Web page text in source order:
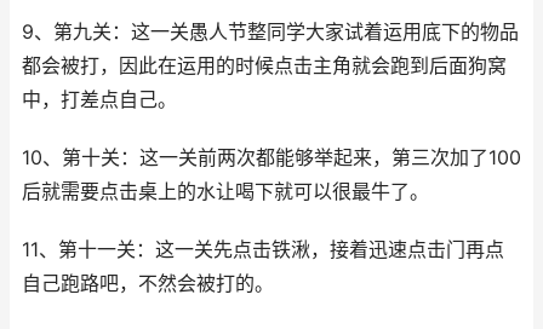
9、第九关：这一关愚人节整同学大家试着运用底下的物品
都会被打，因此在运用的时候点击主角就会跑到后面狗窝
中，打差点自己。
10、第十关：这一关前两次都能够举起来，第三次加了100
后就需要点击桌上的水让喝下就可以很最牛了。
11、第十一关：这一关先点击铁湫，接着迅速点击门再点
自己跑路吧，不然会被打的。